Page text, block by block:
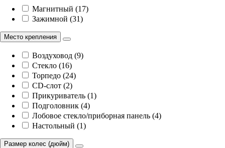
Магнитный (17)
Зажимной (31)
Место крепления
Воздуховод (9)
Стекло (16)
Торпедо (24)
CD-слот (2)
Прикуриватель (1)
Подголовник (4)
Лобовое стекло/приборная панель (4)
Настольный (1)
Размер колес (дюйм)